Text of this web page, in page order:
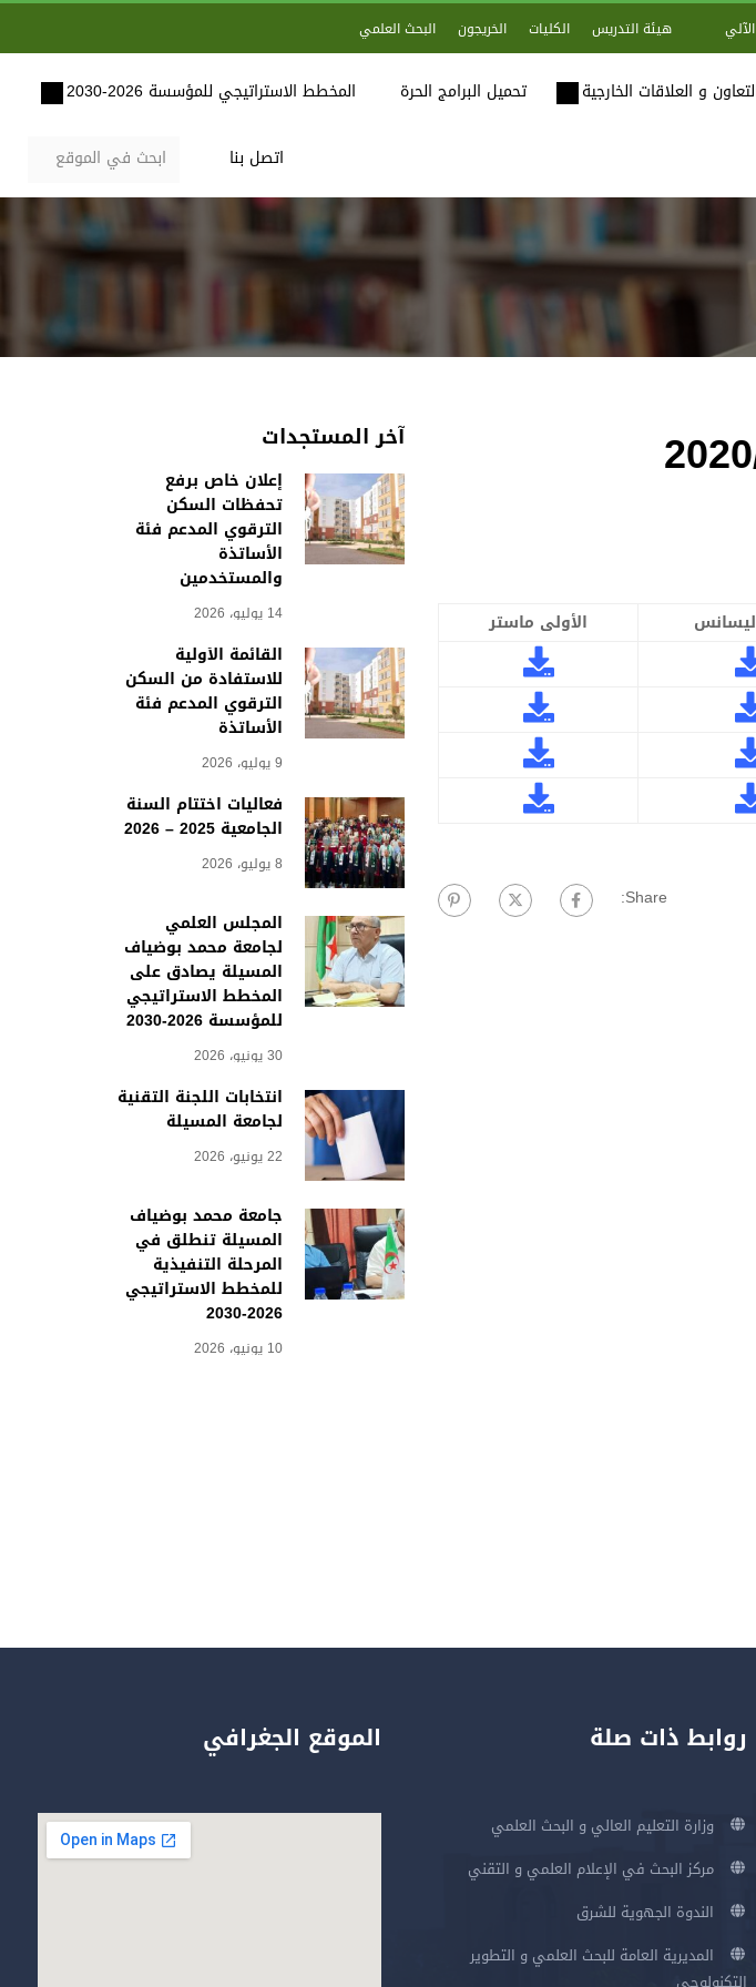
هيئة التدريس الكليات الخريجون البحث العلمي
و العلاقات الخارجية تحميل البرامج الحرة المخطط الاستراتيجي للمؤسسة 2026-2030
اتصل بنا
ليسانس
الأولى ماستر
Share:
آخر المستجدات
إعلان خاص برفع
تحفظات السكن
الترقوي المدعم فئة
الأساتذة
والمستخدمين
14 يوليو، 2026
القائمة الأولية
للاستفادة من السكن
الترقوي المدعم فئة
الأساتذة
9 يوليو، 2026
فعاليات اختتام السنة
الجامعية 2025 – 2026
8 يوليو، 2026
المجلس العلمي
لجامعة محمد بوضياف
المسيلة يصادق على
المخطط الاستراتيجي
للمؤسسة 2026-2030
30 يونيو، 2026
انتخابات اللجنة التقنية
لجامعة المسيلة
22 يونيو، 2026
جامعة محمد بوضياف
المسيلة تنطلق في
المرحلة التنفيذية
للمخطط الاستراتيجي
2026-2030
10 يونيو، 2026
روابط ذات صلة
وزارة التعليم العالي و البحث العلمي
مركز البحث في الإعلام العلمي و التقني
الندوة الجهوية للشرق
المديرية العامة للبحث العلمي و التطوير
الموقع الجغرافي